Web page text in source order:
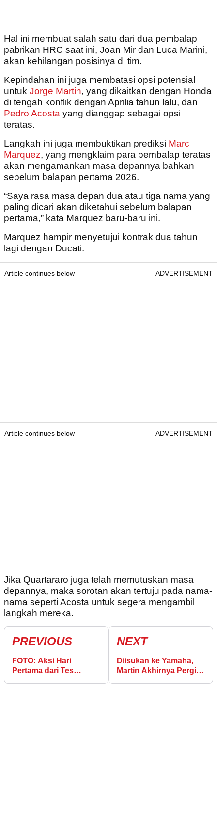
Hal ini membuat salah satu dari dua pembalap
pabrikan HRC saat ini, Joan Mir dan Luca Marini,
akan kehilangan posisinya di tim.
Kepindahan ini juga membatasi opsi potensial
untuk Jorge Martin, yang dikaitkan dengan Honda
di tengah konflik dengan Aprilia tahun lalu, dan
Pedro Acosta yang dianggap sebagai opsi
teratas.
Langkah ini juga membuktikan prediksi Marc
Marquez, yang mengklaim para pembalap teratas
akan mengamankan masa depannya bahkan
sebelum balapan pertama 2026.
“Saya rasa masa depan dua atau tiga nama yang
paling dicari akan diketahui sebelum balapan
pertama,” kata Marquez baru-baru ini.
Marquez hampir menyetujui kontrak dua tahun
lagi dengan Ducati.
Article continues below ADVERTISEMENT
Article continues below ADVERTISEMENT
Jika Quartararo juga telah memutuskan masa
depannya, maka sorotan akan tertuju pada nama-
nama seperti Acosta untuk segera mengambil
langkah mereka.
PREVIOUS
FOTO: Aksi Hari
Pertama dari Tes
NEXT
Diisukan ke Yamaha,
Martin Akhirnya Pergi